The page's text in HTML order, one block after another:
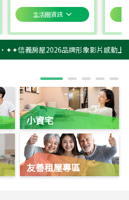
生活圈資訊
‧✦✦信義房屋2026品牌形象影片感動上
小資宅
友善租屋專區